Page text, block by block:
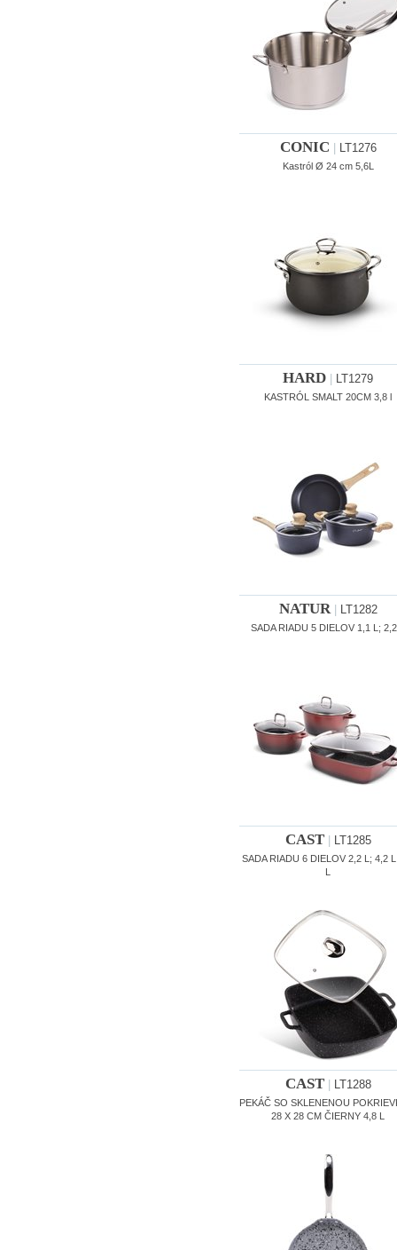
CONIC LT1276
Kastról Ø 24 cm 5,6L
HARD LT1279
KASTRÓL SMALT 20CM 3,8 l
NATUR| LT1282
SADA RIADU 5 DIELOV 1,1 L;
CAST LT1285
SADA RIADU 6 DIELOV 2,2 L; 4,2
L
CAST LT1288
PEKÁČ SO SKLENENOU
28 X 28 CM ČIERNY 4,8 L